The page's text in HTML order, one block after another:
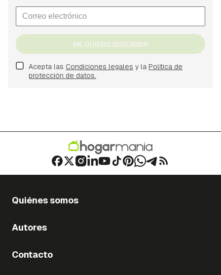
ME QUIERO SUSCRIBIR
Acepta las Condiciones legales y la Política de
protección de datos.
Quiénes somos
Autores
Contacto